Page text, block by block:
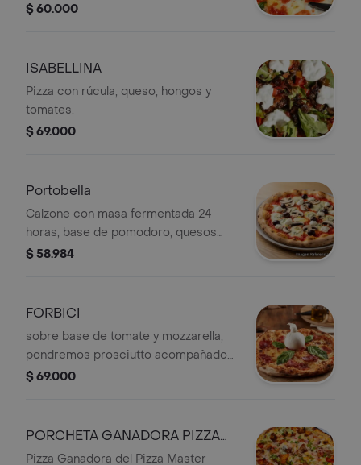
$ 60.000
ISABELLINA
Pizza con rúcula, queso, hongos y
tomates.
$ 69.000
Portobella
Calzone con masa fermentada 24
horas, base de pomodoro, quesos
Cieglini y azul, portobellos y aceitunas
$ 58.984
FORBICI
sobre base de tomate y mozzarella,
pondremos prosciutto acompañado
de albahaca fresca. Finalmente
perder.
$ 69.000
PORCHETA GANADORA PIZZA
MASTER
Pizza Ganadora del Pizza Master